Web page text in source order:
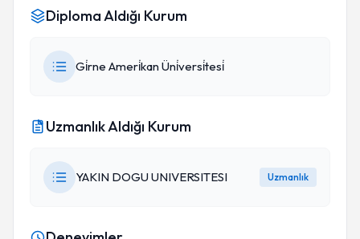
Diploma Aldığı Kurum
Gi̇rne Ameri̇kan Üni̇versi̇tesi̇
Uzmanlık Aldığı Kurum
YAKIN DOGU UNIVERSITESI Uzmanlık